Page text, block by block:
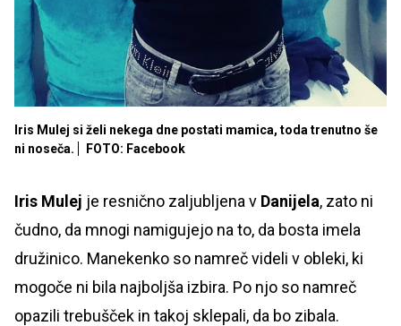
Iris Mulej si želi nekega dne postati mamica, toda trenutno še
ni noseča.
FOTO: Facebook
Iris Mulej je resnično zaljubljena v Danijela, zato ni
čudno, da mnogi namigujejo na to, da bosta imela
družinico. Manekenko so namreč videli v obleki, ki
mogoče ni bila najboljša izbira. Po njo so namreč
opazili trebušček in takoj sklepali, da bo zibala.